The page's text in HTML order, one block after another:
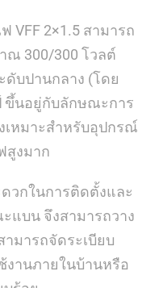
VFF 2×1.5 สามารถ
ณ 300/300 โวลต์
ดับปานกลาง (โดย
ขึ้นอยู่กับลักษณะการ
เหมาะสำหรับอุปกรณ์
สูงมาก
วกในการติดตั้งและ
แบน จึงสามารถวาง
มารถจัดระเบียบ
งานภายในบ้านหรือ